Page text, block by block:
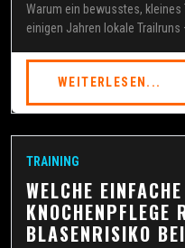
Warum ein bewusstes,
einigen Jahren lokale Trailruns
WEITERLESEN...
TRAINING
WELCHE EINFACHE
NOCHENPFLEGE
LASENRISIKO BEI